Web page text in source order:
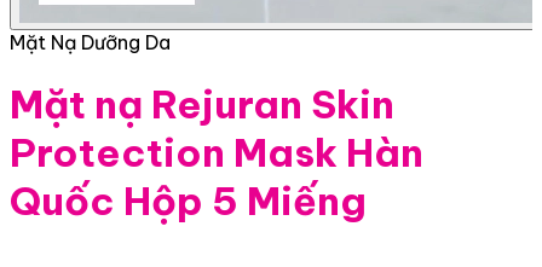
Mặt Nạ Dưỡng Da
Mặt nạ Rejuran Skin
Protection Mask Hàn
Quốc Hộp 5 Miếng